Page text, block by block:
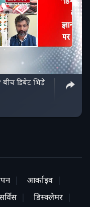
डिबेट भिड़े
आर्काइव
डिस्क्लेमर